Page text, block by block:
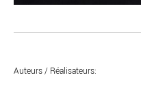
Auteurs / Réalisateurs